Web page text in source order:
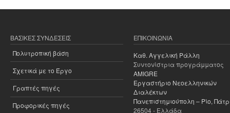
ΒΑΣΙΚΈΣ ΣΥΝΔΈΣΕΙΣ
Πολυτροπική βάση
Σχετικά με το Έργο
Γραπτές πηγές
Προφορικές πηγές
ΕΠΙΚΟΙΝΩΝΊΑ
Καθ. Αγγελική Ράλλη
Συντονίστρια προγράμματος
AMIGRE
Εργαστήριο Νεοελληνικών
Διαλέκτων
Πανεπιστημιούπολη – Ρίο,
26504 - Ελλάδα